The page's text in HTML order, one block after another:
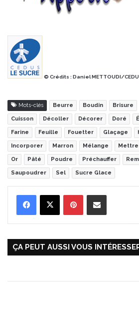
© Crédits : Daniel METTOUDI/
Mots-clés Beurre Boudin Brisure
Cuisson Décoller Décorer Doré
Farine Feuille Fouetter Glaçage
Incorporer Marron Mélange Mettre
Or Pâté Poudre Préchauffer
Saupoudrer Sel Sucre Glace
ÇA PEUT AUSSI VOUS